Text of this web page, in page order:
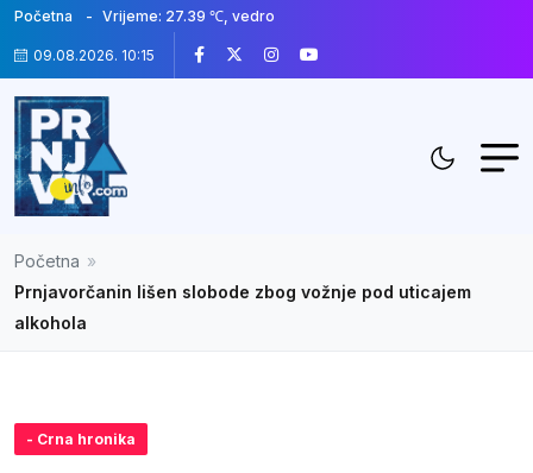
Početna Vrijeme: 27.39 ℃, vedro
09.08.2026. 10:15
Početna »
Prnjavorčanin lišen slobode zbog vožnje pod uticajem
alkohola
- Crna hronika